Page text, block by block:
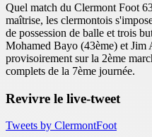
Quel match du Clermont Foot
maîtrise, les clermontois
de possession de balle et trois
Mohamed Bayo (43ème) et
provisoirement sur la 2ème
complets de la 7ème journée.
Revivre le live-tweet
Tweets by ClermontFoot